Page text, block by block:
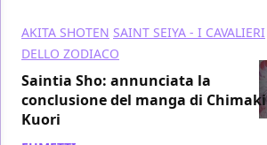
AKITA SHOTEN SAINT SEIYA - I CAVALIERI
DELLO ZODIACO
Saintia Sho: annunciata la
conclusione del manga di Chimaki
Kuori